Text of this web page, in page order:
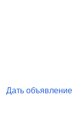
Дать объявление